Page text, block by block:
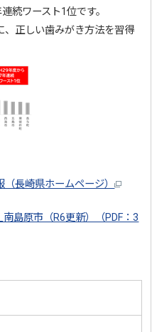
続ワースト1位です。
、正しい歯みがき方法を習得
（長崎県ホームページ）
島原市（R6更新）（PDF：3